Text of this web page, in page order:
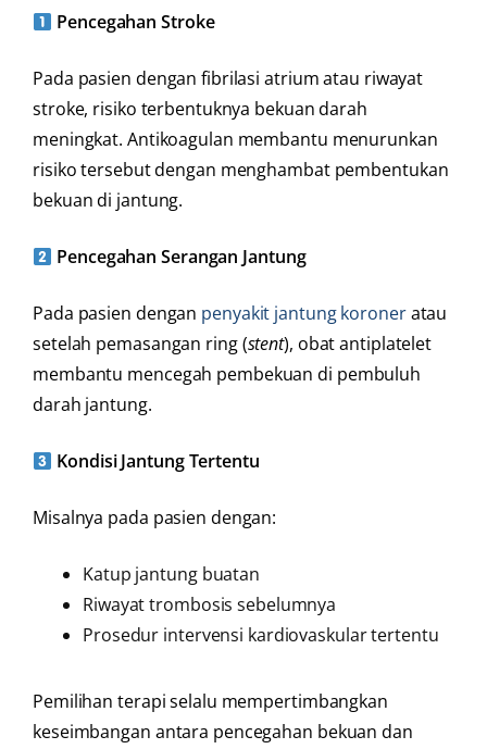
Pencegahan Stroke
Pada pasien dengan fibrilasi atrium atau riwayat
stroke, risiko terbentuknya bekuan darah
meningkat. Antikoagulan membantu menurunkan
risiko tersebut dengan menghambat pembentukan
bekuan di jantung.
Pencegahan Serangan Jantung
Pada pasien dengan penyakit jantung koroneratau
setelah pemasangan ring (stent), obat antiplatelet
membantu mencegah pembekuan di pembuluh
darah jantung.
Kondisi Jantung Tertentu
Misalnya pada pasien dengan:
Katup jantung buatan
Riwayat trombosis sebelumnya
Prosedur intervensi kardiovaskular tertentu
Pemilihan terapi selalu mempertimbangkan
keseimbangan antara pencegahan bekuan dan